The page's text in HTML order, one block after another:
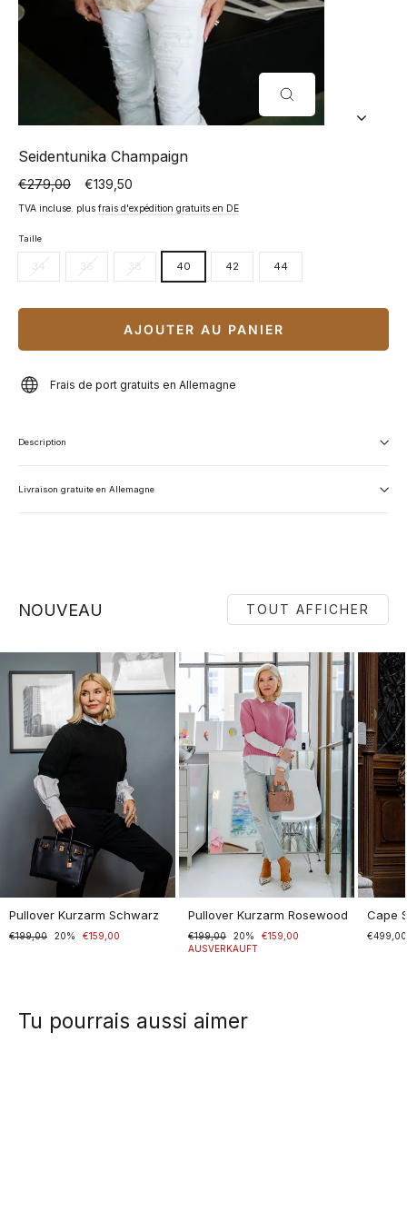
FERMER
(ESC)
Seidentunika Champaign
Prix
normal
€279,00
Prix
spécial
€139,50
TVA incluse. plus frais d'expédition gratuits en DE
Taille
34 36 38 40 42 44
AJOUTER AU PANIER
Frais de port gratuits en Allemagne
Description
Livraison gratuite en Allemagne
NOUVEAU TOUT AFFICHER
Pullover Kurzarm Schwarz
Normaler
€199,00
Sonderpreis20% €159,00
Pullover Kurzarm Rosewood
Normaler
Preis
€199,00
Sonderpreis20%
€159,00
AUSVERKAUFT
Cape
€499,00
Tu pourrais aussi aimer